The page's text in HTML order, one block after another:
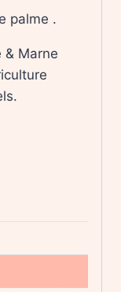
palme .
& Marne